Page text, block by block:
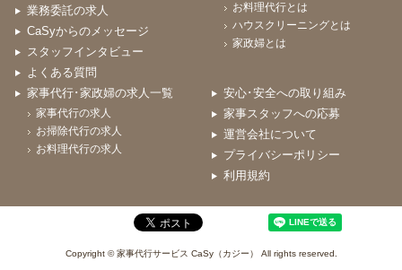
業務委託の求人
CaSyからのメッセージ
スタッフインタビュー
よくある質問
お料理代行とは
ハウスクリーニングとは
家政婦とは
家事代行･家政婦の求人一覧
家事代行の求人
お掃除代行の求人
お料理代行の求人
安心･安全への取り組み
家事スタッフへの応募
運営会社について
プライバシーポリシー
利用規約
Copyright © 家事代行サービス CaSy（カジー） All rights reserved.